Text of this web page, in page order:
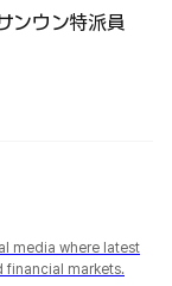
ンウン特派員
media where latest
financial markets.